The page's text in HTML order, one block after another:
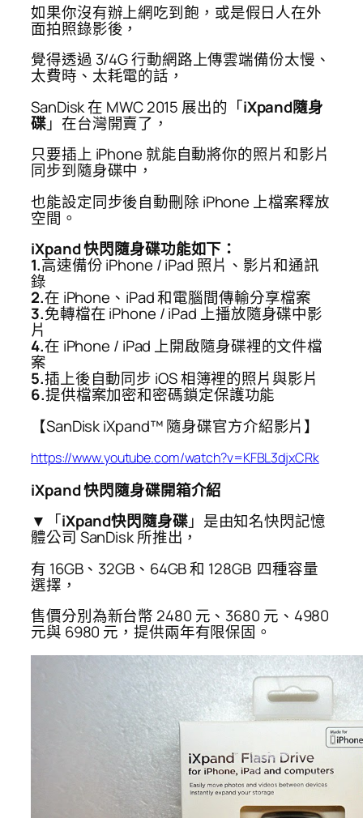
如果你沒有辦上網吃到飽，或是假日人在外
面拍照錄影後，
覺得透過 3/4G 行動網路上傳雲端備份太慢、
太費時、太耗電的話，
SanDisk 在 MWC 2015 展出的「iXpand隨身
碟」在台灣開賣了，
只要插上 iPhone 就能自動將你的照片和影片
同步到隨身碟中，
也能設定同步後自動刪除 iPhone 上檔案釋放
空間。
iXpand 快閃隨身碟功能如下：
1.高速備份 iPhone / iPad 照片、影片和通訊
錄
2.在 iPhone、iPad 和電腦間傳輸分享檔案
3.免轉檔在 iPhone / iPad 上播放隨身碟中影
片
4.在 iPhone / iPad 上開啟隨身碟裡的文件檔
案
5.插上後自動同步 iOS 相簿裡的照片與影片
6.提供檔案加密和密碼鎖定保護功能
【SanDisk iXpand™ 隨身碟官方介紹影片】
https://www.youtube.com/watch?v=KFBL3djxCRk
iXpand 快閃隨身碟開箱介紹
▼「iXpand快閃隨身碟」是由知名快閃記憶
體公司 SanDisk 所推出，
有 16GB、32GB、64GB 和 128GB 四種容量
選擇，
售價分別為新台幣 2480 元、3680 元、4980
元與 6980 元，提供兩年有限保固。